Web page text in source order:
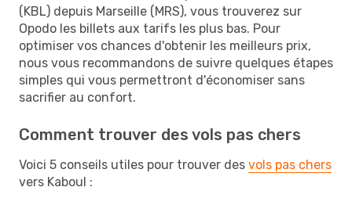
(KBL) depuis Marseille (MRS), vous trouverez sur
Opodo les billets aux tarifs les plus bas. Pour
optimiser vos chances d'obtenir les meilleurs prix,
nous vous recommandons de suivre quelques étapes
simples qui vous permettront d'économiser sans
sacrifier au confort.
Comment trouver des vols pas chers
Voici 5 conseils utiles pour trouver des vols pas chers
vers Kaboul :